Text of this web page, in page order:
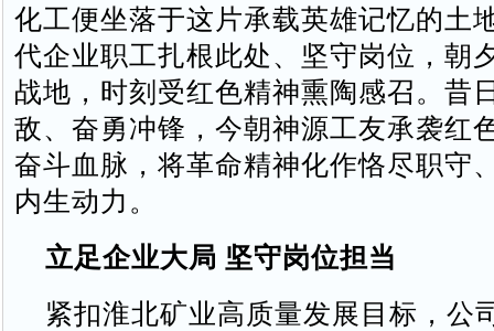
化工便坐落于这片承载英雄记忆的土
代企业职工扎根此处、坚守岗位，朝
战地，时刻受红色精神熏陶感召。昔
敌、奋勇冲锋，今朝神源工友承袭红
奋斗血脉，将革命精神化作恪尽职守
内生动力。
立足企业大局 坚守岗位担当
紧扣淮北矿业高质量发展目标，公